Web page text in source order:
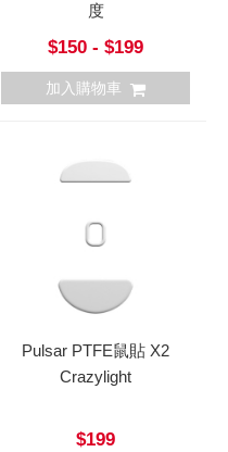
度
$150 - $199
加入購物車
Pulsar PTFE鼠貼 X2
Crazylight
$199